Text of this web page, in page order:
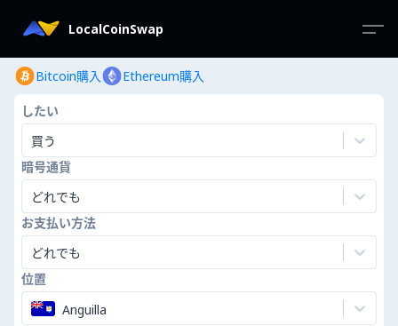
LocalCoinSwap
Bitcoin購入 Ethereum購入
したい
買う
暗号通貨
どれでも
お支払い方法
どれでも
位置
Anguilla